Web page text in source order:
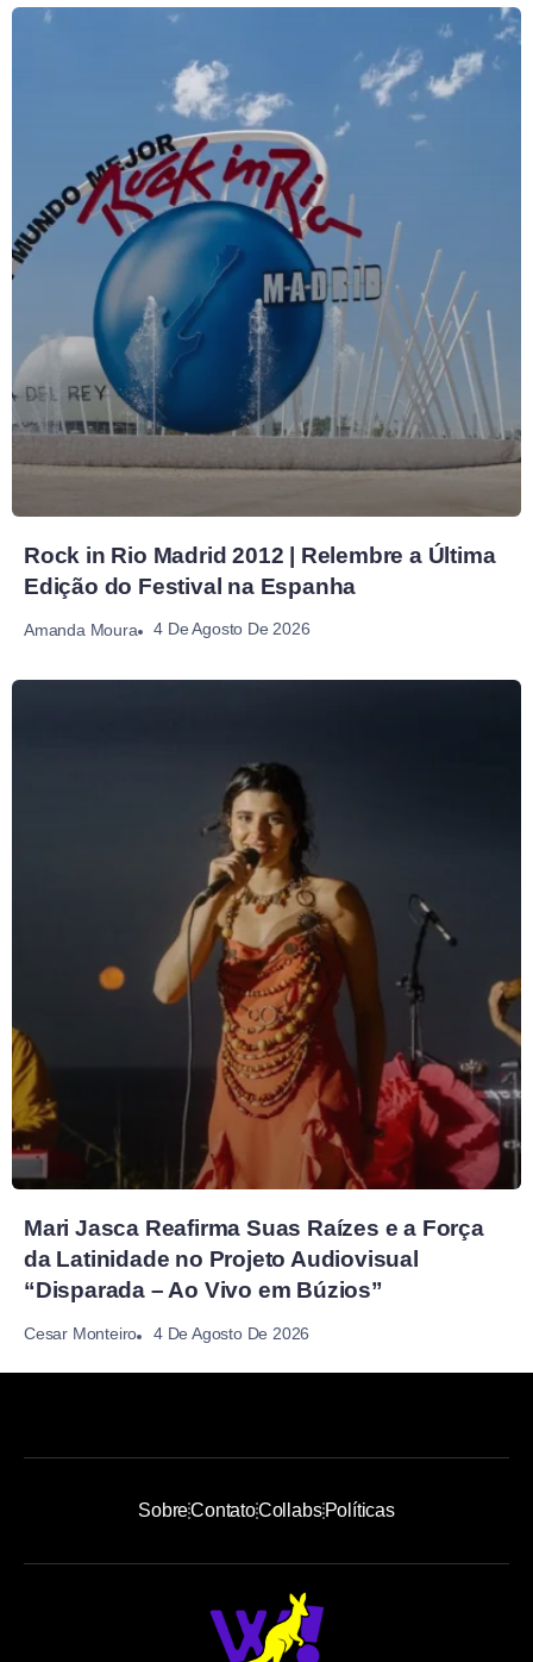
Rock in Rio Madrid 2012 | Relembre a Última
Edição do Festival na Espanha
Amanda Moura 4 De Agosto De 2026
Mari Jasca Reafirma Suas Raízes e a Força
da Latinidade no Projeto Audiovisual
“Disparada – Ao Vivo em Búzios”
Cesar Monteiro 4 De Agosto De 2026
SobreContatoCollabsPolíticas